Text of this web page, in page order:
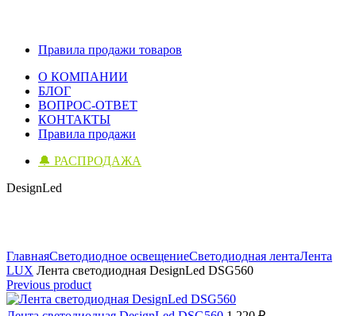
Правила продажи товаров
О КОМПАНИИ
БЛОГ
ВОПРОС-ОТВЕТ
КОНТАКТЫ
Правила продажи
🔔 РАСПРОДАЖА
DesignLed
ГлавнаяСветодиодное освещениеСветодиодная лентаЛента
LUX Лента светодиодная DesignLed DSG560
Previous product